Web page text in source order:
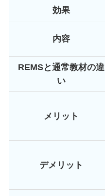
効果
内容
REMSと通常教材の違
い
メリット
デメリット